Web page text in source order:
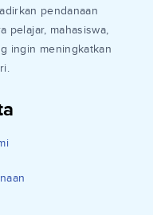
pendanaan
pelajar, mahasiswa,
ingin meningkatkan